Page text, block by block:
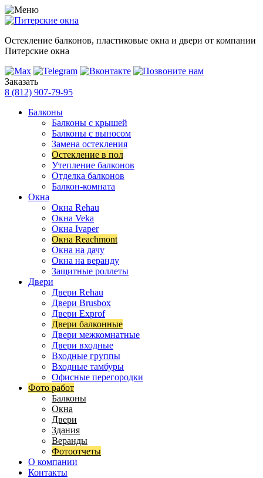
Остекление балконов, пластиковые окна и двери от компании
Питерские окна
Заказать
8 (812) 907-79-95
Балконы
Балконы с крышей
Балконы с выносом
Замена остекления
Остекление в пол
Утепление балконов
Отделка балконов
Балкон-комната
Окна
Окна Rehau
Окна Veka
Окна Ivaper
Окна Reachmont
Окна на дачу
Окна на веранду
Защитные роллеты
Двери
Двери Rehau
Двери Brusbox
Двери Exprof
Двери балконные
Двери межкомнатные
Двери входные
Входные группы
Входные тамбуры
Офисные перегородки
Фото работ
Балконы
Окна
Двери
Здания
Веранды
Фотоотчеты
О компании
Контакты